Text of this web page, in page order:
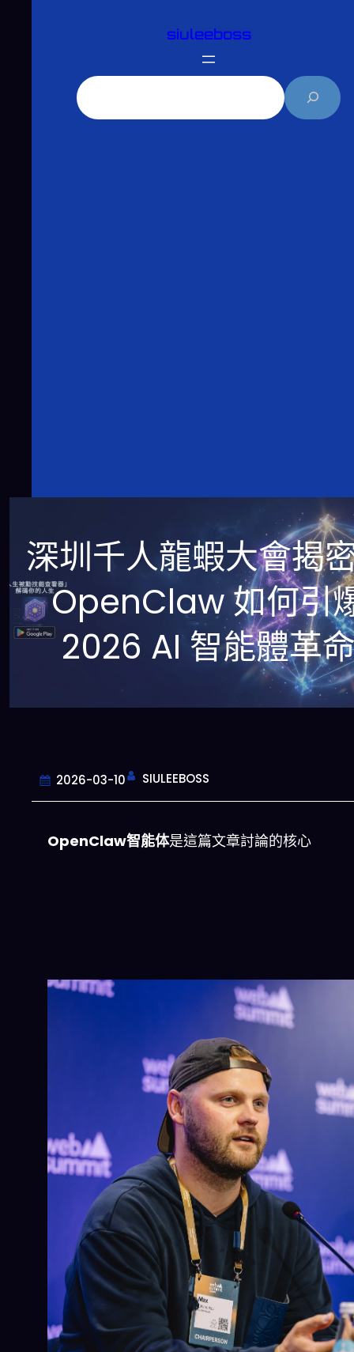
siuleeboss
深圳千人龍蝦大會揭
OpenClaw 如何引
2026 AI 智能體革
2026-03-10 SIULEEBOSS
OpenClaw智能体是這篇文章討論的核心